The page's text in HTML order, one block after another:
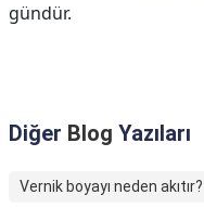
gündür.
Diğer Blog Yazıları
Vernik boyayı neden akıtır?